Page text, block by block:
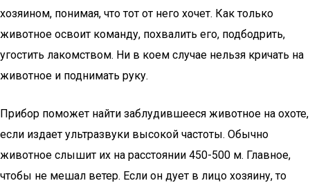
хозяином, понимая, что тот от него хочет. Как только
животное освоит команду, похвалить его, подбодрить,
угостить лакомством. Ни в коем случае нельзя кричать на
животное и поднимать руку.
Прибор поможет найти заблудившееся животное на охоте,
если издает ультразвуки высокой частоты. Обычно
животное слышит их на расстоянии 450-500 м. Главное,
чтобы не мешал ветер. Если он дует в лицо хозяину, то